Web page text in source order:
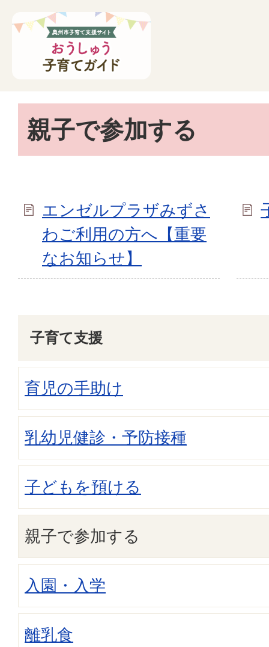
親子で参加する
エンゼルプラザみずさ
わご利用の方へ【重要
なお知らせ】
子育て支援
育児の手助け
乳幼児健診・予防接種
子どもを預ける
親子で参加する
入園・入学
離乳食